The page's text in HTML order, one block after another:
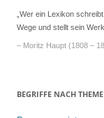
„Wer ein Lexikon
Wege und stellt sein
– Moritz Haupt (1808 –
BEGRIFFE NACH